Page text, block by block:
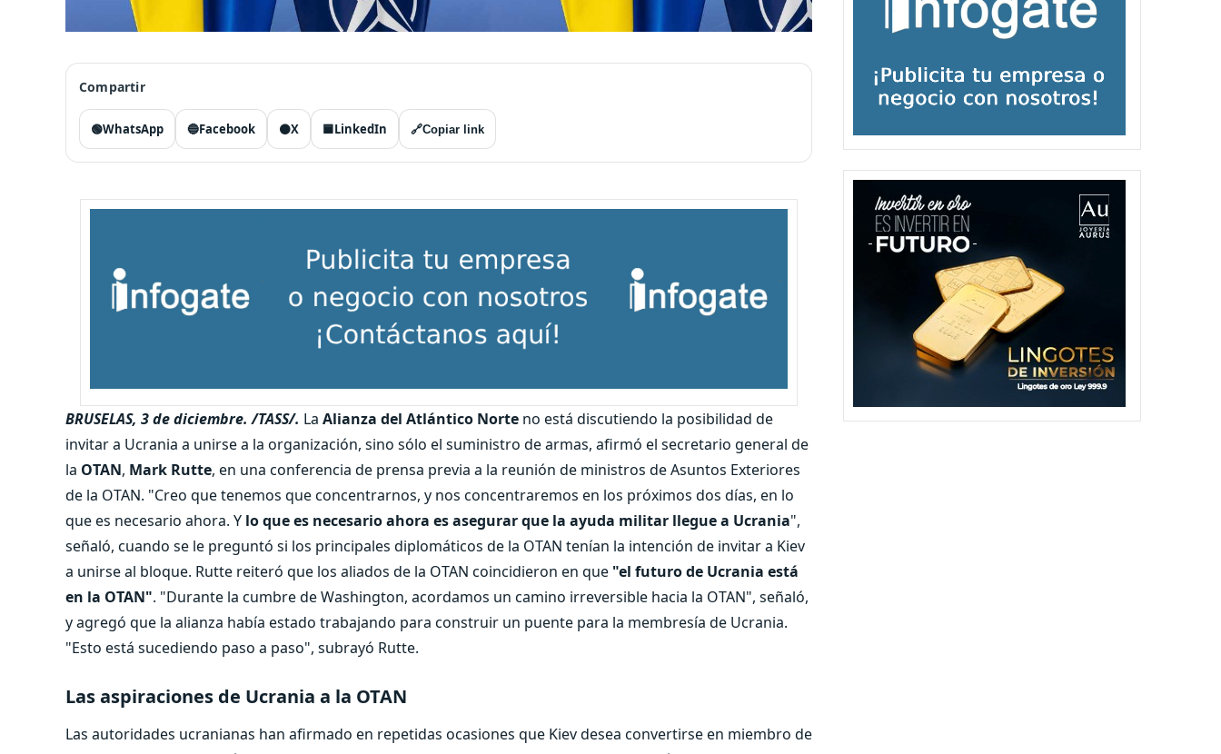
Compartir
🟢WhatsApp 🔵Facebook ⚫X 🟦LinkedIn 🔗Copiar link
BRUSELAS, 3 de diciembre. /TASS/. La Alianza del Atlántico Norte no está discutiendo la posibilidad de
invitar a Ucrania a unirse a la organización, sino sólo el suministro de armas, afirmó el secretario general de
la OTAN, Mark Rutte, en una conferencia de prensa previa a la reunión de ministros de Asuntos Exteriores
de la OTAN. "Creo que tenemos que concentrarnos, y nos concentraremos en los próximos dos días, en lo
que es necesario ahora. Y lo que es necesario ahora es asegurar que la ayuda militar llegue a Ucrania",
señaló, cuando se le preguntó si los principales diplomáticos de la OTAN tenían la intención de invitar a Kiev
a unirse al bloque. Rutte reiteró que los aliados de la OTAN coincidieron en que "el futuro de Ucrania está
en la OTAN". "Durante la cumbre de Washington, acordamos un camino irreversible hacia la OTAN", señaló,
y agregó que la alianza había estado trabajando para construir un puente para la membresía de Ucrania.
"Esto está sucediendo paso a paso", subrayó Rutte.
Las aspiraciones de Ucrania a la OTAN
Las autoridades ucranianas han afirmado en repetidas ocasiones que Kiev desea convertirse en miembro de